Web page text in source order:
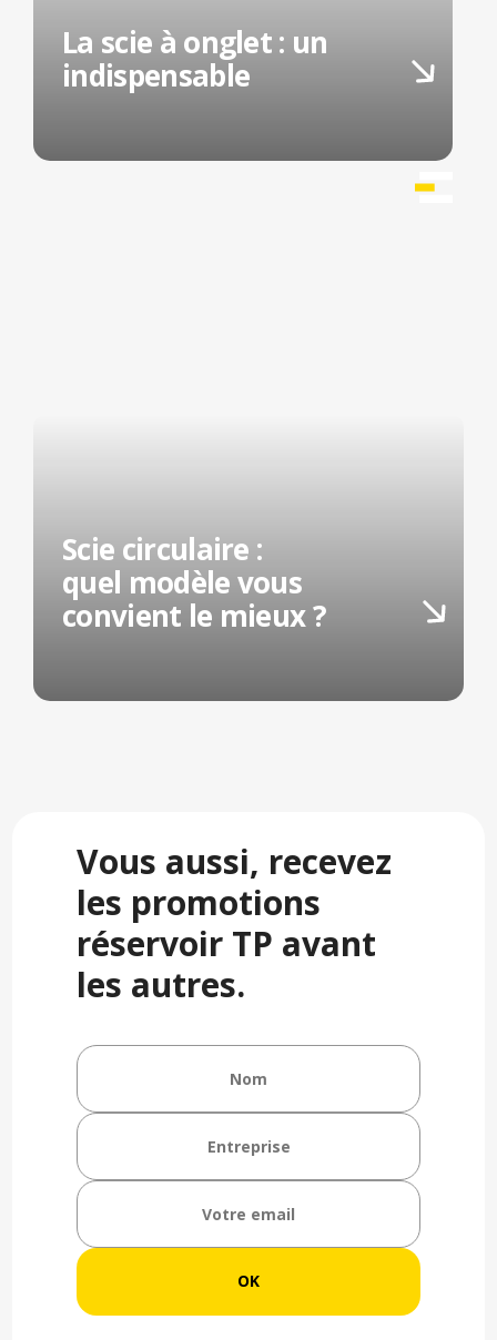
La scie à onglet : un
indispensable
Scie circulaire :
quel modèle vous
convient le mieux ?
Vous aussi, recevez
les promotions
réservoir TP avant
les autres.